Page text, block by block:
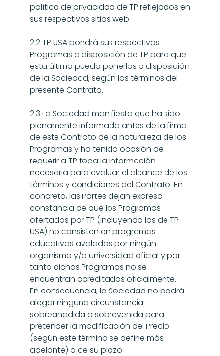
política de privacidad de TP reflejados en
sus respectivos sitios web.
2.2 TP USA pondrá sus respectivos
Programas a disposición de TP para que
esta última pueda ponerlos a disposición
de la Sociedad, según los términos del
presente Contrato.
2.3 La Sociedad manifiesta que ha sido
plenamente informada antes de la firma
de este Contrato de la naturaleza de los
Programas y ha tenido ocasión de
requerir a TP toda la información
necesaria para evaluar el alcance de los
términos y condiciones del Contrato. En
concreto, las Partes dejan expresa
constancia de que los Programas
ofertados por TP (incluyendo los de TP
USA) no consisten en programas
educativos avalados por ningún
organismo y/o universidad oficial y por
tanto dichos Programas no se
encuentran acreditados oficialmente.
En consecuencia, la Sociedad no podrá
alegar ninguna circunstancia
sobreañadida o sobrevenida para
pretender la modificación del Precio
(según este término se define más
adelante) o de su plazo.